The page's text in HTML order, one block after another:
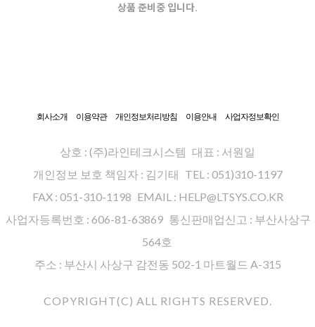
상품 준비중 입니다.
회사소개 이용약관 개인정보처리방침 이용안내 사업자정보확인
상호 : (주)라인테크시스템 대표 : 서원일
개인정보 보호 책임자 : 김기태 TEL : 051)310-1197
FAX : 051-310-1198 EMAIL : HELP@LTSYS.CO.KR
사업자등록번호 : 606-81-63869 통신판매업신고 : 부산사상구
564호
주소 : 부산시 사상구 감전동 502-1 마트월드 A-315
COPYRIGHT(C) ALL RIGHTS RESERVED.